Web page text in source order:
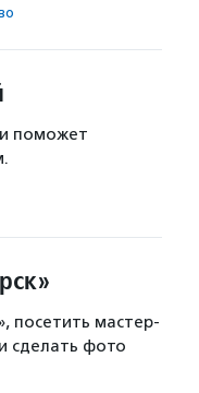
поможет
посетить мастер-
сделать фото